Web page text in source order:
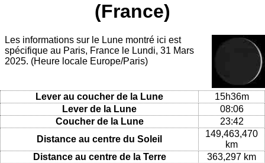
(France)
Les informations sur le Lune montré ici est
spécifique au Paris, France le Lundi, 31 Mars
2025. (Heure locale Europe/Paris)
Lever au coucher de la Lune
15h36m
Lever de la Lune
08:06
Coucher de la Lune
23:42
Distance au centre du Soleil
149,463,470
km
Distance au centre de la Terre
363,297 km